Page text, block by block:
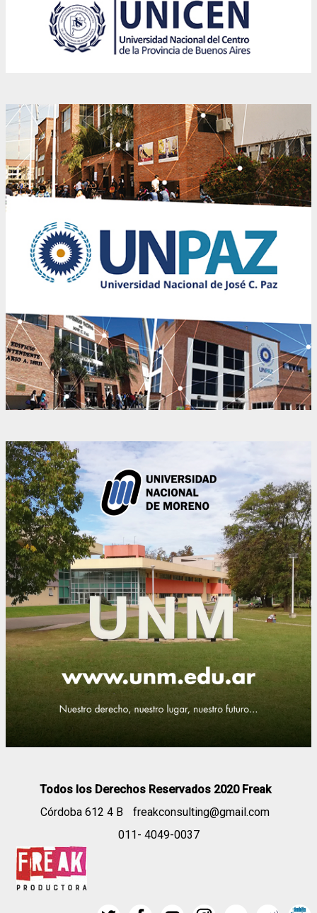
Todos los Derechos Reservados 2020 Freak
Córdoba 612 4 B
freakconsulting@gmail.com
011- 4049-0037